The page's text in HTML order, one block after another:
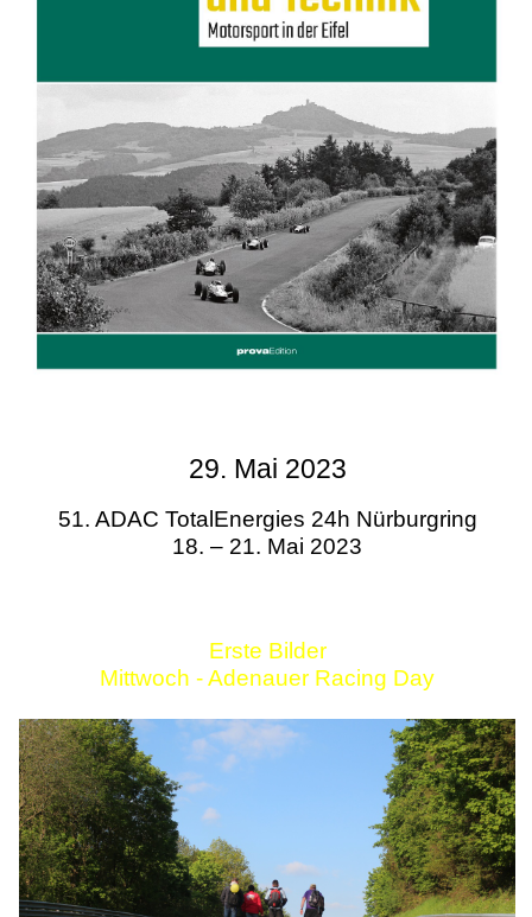
29. Mai 2023
51. ADAC TotalEnergies 24h Nürburgring
18. – 21. Mai 2023
Erste Bilder
Mittwoch - Adenauer Racing Day